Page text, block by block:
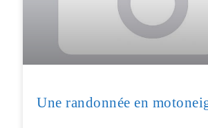
Une randonnée en